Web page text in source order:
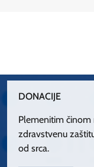
DONACIJE
Plemenitim činom
zdravstvenu
od srca.